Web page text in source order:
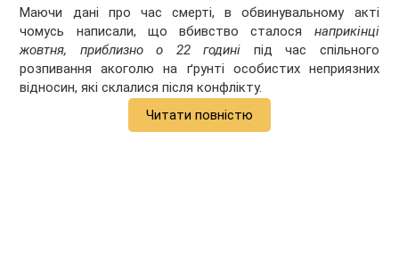
Маючи дані про час смерті, в обвинувальному акті
чомусь написали, що вбивство сталося наприкінці
жовтня, приблизно о 22 годині під час спільного
розпивання акоголю на ґрунті особистих неприязних
відносин, які склалися після конфлікту.
Читати повністю